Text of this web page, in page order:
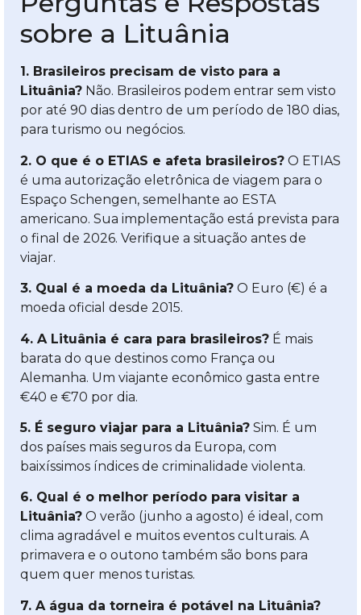
sobre a Lituânia
1. Brasileiros precisam de visto para a
Lituânia? Não. Brasileiros podem entrar sem visto
por até 90 dias dentro de um período de 180 dias,
para turismo ou negócios.
2. O que é o ETIAS e afeta brasileiros? O ETIAS
é uma autorização eletrônica de viagem para o
Espaço Schengen, semelhante ao ESTA
americano. Sua implementação está prevista para
o final de 2026. Verifique a situação antes de
viajar.
3. Qual é a moeda da Lituânia? O Euro (€) é a
moeda oficial desde 2015.
4. A Lituânia é cara para brasileiros? É mais
barata do que destinos como França ou
Alemanha. Um viajante econômico gasta entre
€40 e €70 por dia.
5. É seguro viajar para a Lituânia? Sim. É um
dos países mais seguros da Europa, com
baixíssimos índices de criminalidade violenta.
6. Qual é o melhor período para visitar a
Lituânia? O verão (junho a agosto) é ideal, com
clima agradável e muitos eventos culturais. A
primavera e o outono também são bons para
quem quer menos turistas.
7. A água da torneira é potável na Lituânia?